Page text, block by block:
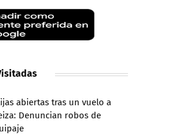
abiertas tras un vuelo a
Denuncian robos de